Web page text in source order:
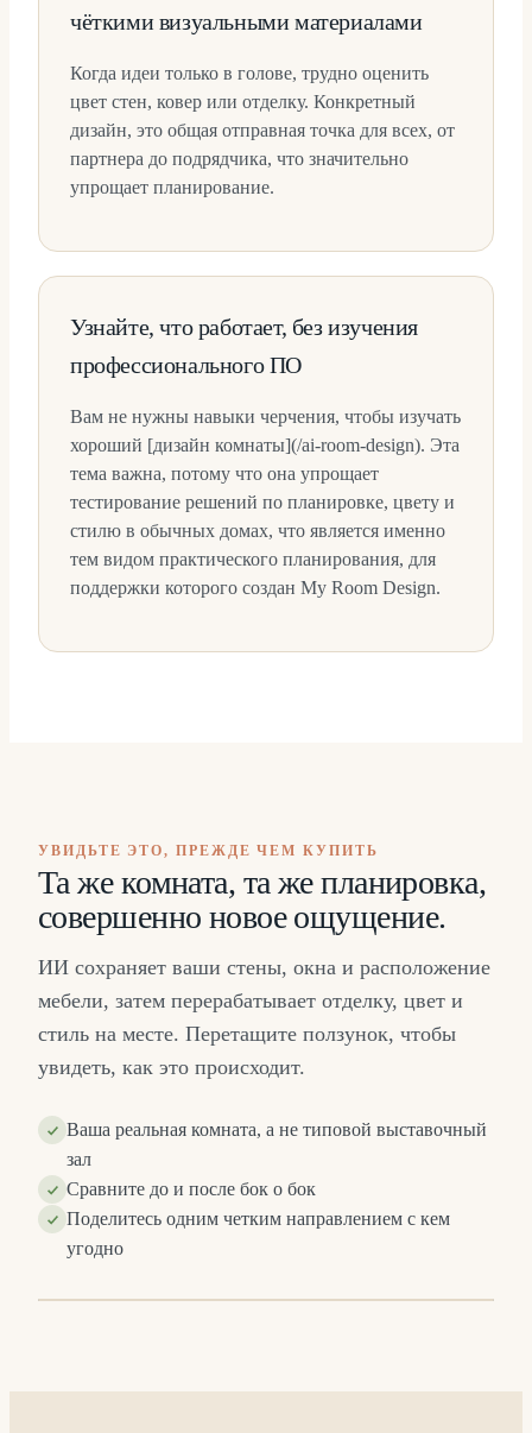
чёткими визуальными материалами
Когда идеи только в голове, трудно оценить
цвет стен, ковер или отделку. Конкретный
дизайн, это общая отправная точка для всех, от
партнера до подрядчика, что значительно
упрощает планирование.
Узнайте, что работает, без изучения
профессионального ПО
Вам не нужны навыки черчения, чтобы изучать
хороший [дизайн комнаты](/ai-room-design). Эта
тема важна, потому что она упрощает
тестирование решений по планировке, цвету и
стилю в обычных домах, что является именно
тем видом практического планирования, для
поддержки которого создан My Room Design.
УВИДЬТЕ ЭТО, ПРЕЖДЕ ЧЕМ КУПИТЬ
Та же комната, та же планировка,
совершенно новое ощущение.
ИИ сохраняет ваши стены, окна и расположение
мебели, затем перерабатывает отделку, цвет и
стиль на месте. Перетащите ползунок, чтобы
увидеть, как это происходит.
Ваша реальная комната, а не типовой выставочный
зал
Сравните до и после бок о бок
Поделитесь одним четким направлением с кем
угодно
ДО
⇔